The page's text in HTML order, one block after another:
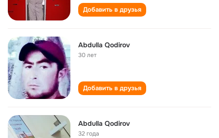
Добавить в друзья
Abdulla Qodirov
30 лет
Добавить в друзья
Abdulla Qodirov
32 года